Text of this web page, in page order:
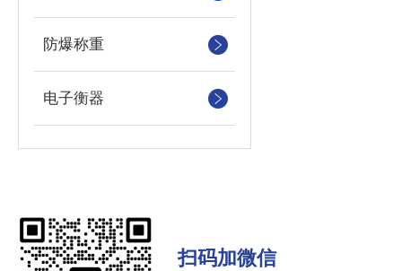
防爆称重
电子衡器
扫码加微信